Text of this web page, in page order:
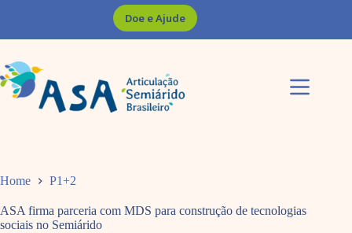
Doe e Ajude
Home P1+2
ASA firma parceria com MDS para construção de tecnologias
sociais no Semiárido